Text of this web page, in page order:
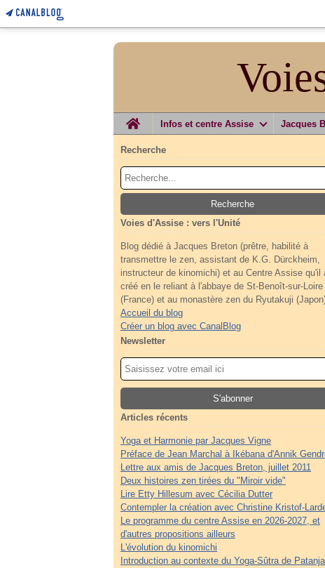
Home
Infos et centre Assise Jacques
Recherche
Voies d'Assise : vers l'Unité
Blog dédié à Jacques Breton (prêtre, habilité à
transmettre le zen, assistant de K.G. Dürckheim,
instructeur de kinomichi) et au Centre Assise qu'il
créé en le reliant à l'abbaye de St-Benoît-sur-Loire
(France) et au monastère zen du Ryutakuji
Accueil du blog
Créer un blog avec CanalBlog
Newsletter
Articles récents
Yoga et Harmonie par Jacques Vigne
Préface de Jean Marchal à Ikébana d'Annik
Lettre aux amis de Jacques Breton, juillet 2011
Deux histoires zen tirées du "Miroir vide"
Lire Etty Hillesum avec Cécilia Dutter
Contempler la création avec Christine Kristof-
Le programme du centre Assise en 2026-2027, et
d'autres propositions ailleurs
L'évolution du kinomichi
Introduction au contexte du Yoga-Sûtra de